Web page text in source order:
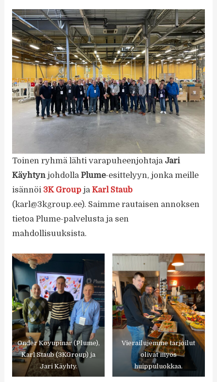
Toinen ryhmä lähti varapuheenjohtaja Jari
Käyhtyn johdollaPlume-esittelyyn, jonka meille
isännöi 3K Group jaKarl Staub
(karl@3kgroup.ee). Saimme rautaisen annoksen
tietoa Plume-palvelusta ja sen
mahdollisuuksista.
Onder Koyupinar (Plume),
Karl Staub (3KGroup) ja
Jari Käyhty.
Vierailujemme tarjoilut
olivat myös
huippuluokkaa.